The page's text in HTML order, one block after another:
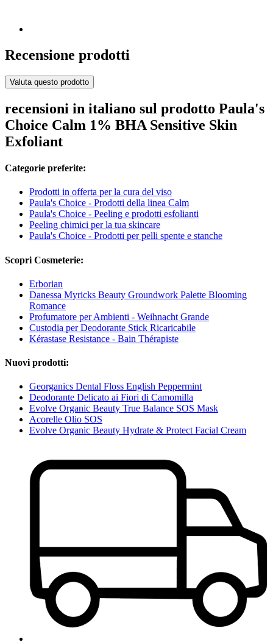
Recensione prodotti
Valuta questo prodotto
recensioni in italiano sul prodotto Paula's
Choice Calm 1% BHA Sensitive Skin
Exfoliant
Categorie preferite:
Prodotti in offerta per la cura del viso
Paula's Choice - Prodotti della linea Calm
Paula's Choice - Peeling e prodotti esfolianti
Peeling chimici per la tua skincare
Paula's Choice - Prodotti per pelli spente e stanche
Scopri Cosmeterie:
Erborian
Danessa Myricks Beauty Groundwork Palette Blooming
Romance
Profumatore per Ambienti - Weihnacht Grande
Custodia per Deodorante Stick Ricaricabile
Kérastase Resistance - Bain Thérapiste
Nuovi prodotti:
Georganics Dental Floss English Peppermint
Deodorante Delicato ai Fiori di Camomilla
Evolve Organic Beauty True Balance SOS Mask
Acorelle Olio SOS
Evolve Organic Beauty Hydrate & Protect Facial Cream